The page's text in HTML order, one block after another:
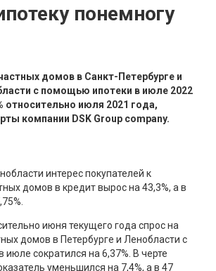
понемногу
домов в Санкт-Петербурге и
с помощью ипотеки в июле 2022
относительно июля 2021 года,
компании DSK Group company.
интерес покупателей к
домов в кредит вырос на 43,3%, а в
июня текущего года спрос на
домов в Петербурге и Ленобласти с
сократился на 6,37%. В черте
уменьшился на 7,4%, а в 47